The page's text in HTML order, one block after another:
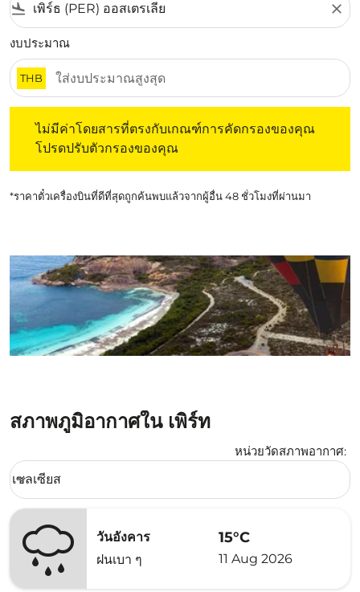
flight_land close
งบประมาณ
THB
ไม่มีค่าโดยสารที่ตรงกับเกณฑ์การคัดกรองของคุณ
โปรดปรับตัวกรองของคุณ
*ราคาตั๋วเครื่องบินที่ดีที่สุดถูกค้นพบแล้วจากผู้อื่น 48 ชั่วโมงที่ผ่านมา
สภาพภูมิอากาศใน เพิร์ท
หน่วยวัดสภาพอากาศ:
Weather unit option เซลเซียส Selected
เซลเซียส
keyboard_arrow_down
วันอังคาร
ฝนเบา ๆ
15°C
11 Aug 2026